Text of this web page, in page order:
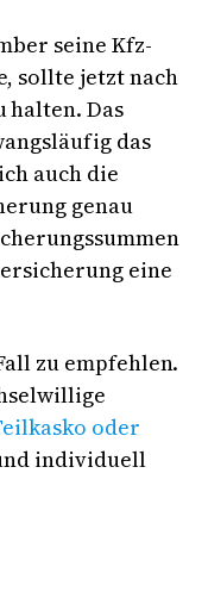
seine Kfz-
sollte jetzt nach
halten. Das
das
auch die
genau
eine
zu empfehlen.
oder
individuell